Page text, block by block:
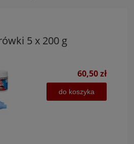
5 x 200 g
60,50 zł
do koszyka